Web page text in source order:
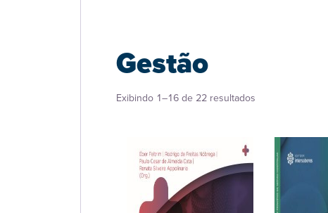
Gestão
Exibindo 1–16 de 22 resultados